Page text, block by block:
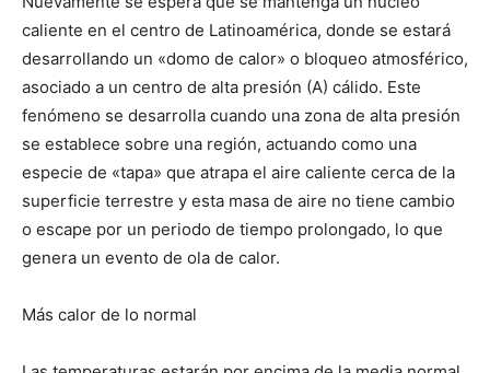
caliente en el centro de Latinoamérica, donde se estará
desarrollando un «domo de calor» o bloqueo atmosférico,
asociado a un centro de alta presión (A) cálido. Este
fenómeno se desarrolla cuando una zona de alta presión
se establece sobre una región, actuando como una
especie de «tapa» que atrapa el aire caliente cerca de la
superficie terrestre y esta masa de aire no tiene cambio
o escape por un periodo de tiempo prolongado, lo que
genera un evento de ola de calor.
Más calor de lo normal